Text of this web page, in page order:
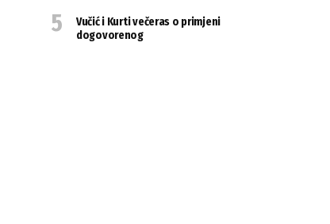
Vučić i Kurti večeras o primjeni
dogovorenog